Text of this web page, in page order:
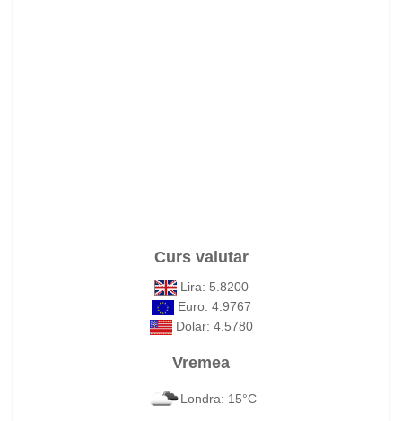
Curs valutar
Lira: 5.8200
Euro: 4.9767
Dolar: 4.5780
Vremea
Londra: 15°C